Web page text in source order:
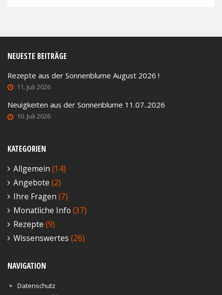
NEUESTE BEITRÄGE
Rezepte aus der Sonnenblume August 2026 !
11. Juli 2026
Neuigkeiten aus der Sonnenblume 11.07..2026
10. Juli 2026
KATEGORIEN
Allgemein (14)
Angebote (2)
Ihre Fragen (7)
Monatliche Info (37)
Rezepte (9)
Wissenswertes (26)
NAVIGATION
Datenschutz